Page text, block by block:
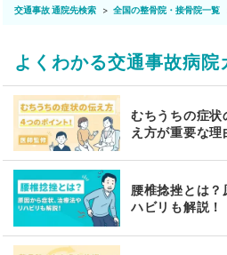
交通事故 通院先検索 全国の整骨院・接骨院一覧
よくわかる交通事故病院
むちうちの症
え方が重要な理
腰椎捻挫とは？
ハビリも解説！